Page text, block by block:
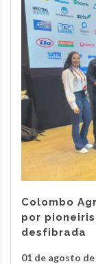
Colombo
por
desfibrada
01 de agosto de